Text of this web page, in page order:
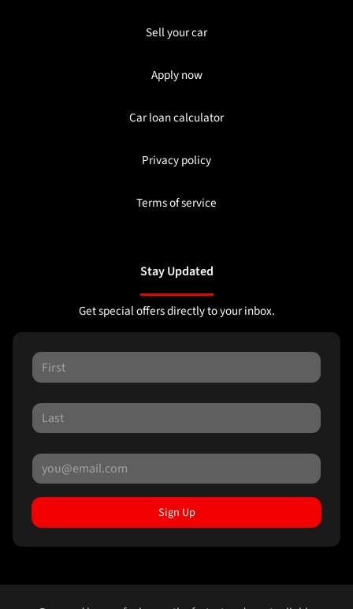
Sell your car
Apply now
Car loan calculator
Privacy policy
Terms of service
Stay Updated
Get special offers directly to your inbox.
Sign Up